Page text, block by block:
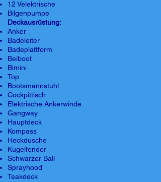
12 Velektrische
Bilgenpumpe
Deckausrüstung:
Anker
Badeleiter
Badeplattform
Beiboot
Bimini
Top
Bootsmannstuhl
Cockpittisch
Elektrische Ankerwinde
Gangway
Hauptdeck
Kompass
Heckdusche
Kugelfender
Schwarzer Ball
Sprayhood
Teakdeck